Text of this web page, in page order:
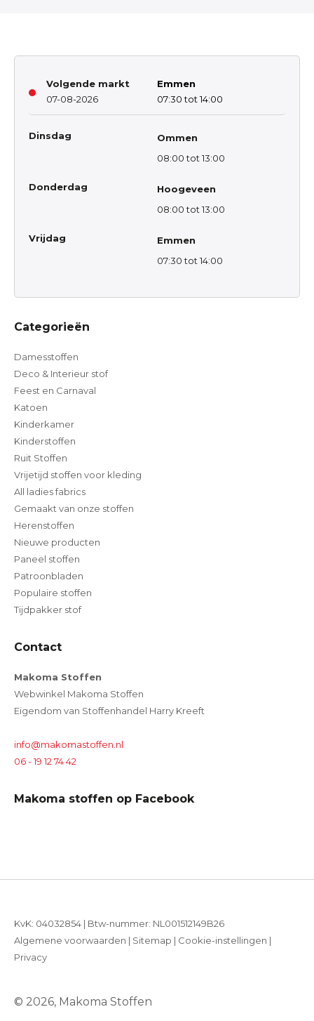
Volgende markt
07-08-2026
Emmen
07:30 tot 14:00
Dinsdag
Ommen
08:00 tot 13:00
Donderdag
Hoogeveen
08:00 tot 13:00
Vrijdag
Emmen
07:30 tot 14:00
Categorieën
Damesstoffen
Deco & Interieur stof
Feest en Carnaval
Katoen
Kinderkamer
Kinderstoffen
Ruit Stoffen
Vrijetijd stoffen voor kleding
All ladies fabrics
Gemaakt van onze stoffen
Herenstoffen
Nieuwe producten
Paneel stoffen
Patroonbladen
Populaire stoffen
Tijdpakker stof
Contact
Makoma Stoffen
Webwinkel Makoma Stoffen
Eigendom van Stoffenhandel Harry Kreeft
info@makomastoffen.nl
06 - 19 12 74 42
Makoma stoffen op Facebook
© 2026, Makoma Stoffen
KvK: 04032854 | Btw-nummer: NL001512149B26
Algemene voorwaarden | Sitemap | Cookie-instellingen |
Privacy